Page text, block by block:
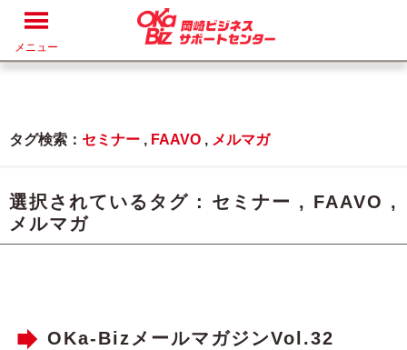
メニュー
タグ検索： セミナー , FAAVO , メルマガ
選択されているタグ : セミナー , FAAVO ,
メルマガ
OKa-BizメールマガジンVol.32